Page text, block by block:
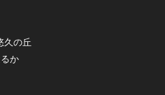
久の丘
か